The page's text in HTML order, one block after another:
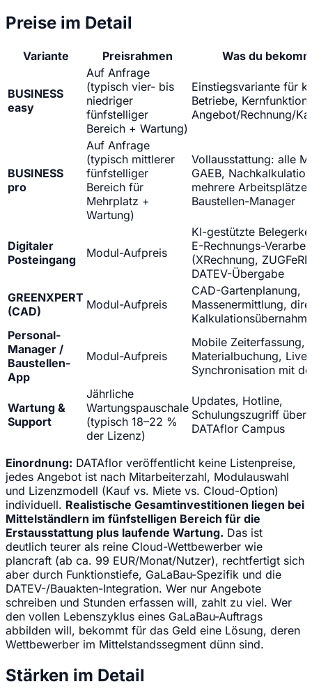
Preise im Detail
Variante Preisrahmen Was du
BUSINESS
easy
Auf Anfrage
(typisch vier- bis
niedriger
fünfstelliger
Bereich + Wartung)
Einstiegsvariante für
Betriebe,
Angebot/Rechnung/
BUSINESS
pro
Auf Anfrage
(typisch mittlerer
fünfstelliger
Bereich für
Mehrplatz +
Wartung)
Vollausstattung: alle
GAEB,
mehrere Arbeitsplätze,
Baustellen-Manager
Digitaler
Posteingang
Modul-Aufpreis
KI-gestützte
E-Rechnungs-
(XRechnung,
DATEV-Übergabe
GREENXPERT
(CAD)
Modul-Aufpreis
CAD-Gartenplanung,
Massenermittlung,
Personal-
Manager /
Baustellen-
App
Modul-Aufpreis
Mobile Zeiterfassung,
Materialbuchung, Live-
Synchronisation mit
Wartung &
Support
Jährliche
Wartungspauschale
(typisch 18–22 %
der Lizenz)
Updates, Hotline,
Schulungszugriff über
DATAflor Campus
Einordnung: DATAflor veröffentlicht keine Listenpreise,
jedes Angebot ist nach Mitarbeiterzahl, Modulauswahl
und Lizenzmodell (Kauf vs. Miete vs. Cloud-Option)
individuell. Realistische Gesamtinvestitionen liegen bei
Mittelständlern im fünfstelligen Bereich für die
Erstausstattung plus laufende Wartung. Das ist
deutlich teurer als reine Cloud-Wettbewerber wie
plancraft (ab ca. 99 EUR/Monat/Nutzer), rechtfertigt sich
aber durch Funktionstiefe, GaLaBau-Spezifik und die
DATEV-/Bauakten-Integration. Wer nur Angebote
schreiben und Stunden erfassen will, zahlt zu viel. Wer
den vollen Lebenszyklus eines GaLaBau-Auftrags
abbilden will, bekommt für das Geld eine Lösung, deren
Wettbewerber im Mittelstandssegment dünn sind.
Stärken im Detail